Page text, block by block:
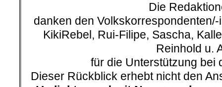
Kultur ,Literatur
Politik und Gesellschaft,Polizeiwilkür,
Roter Morgen, RoterMorgen,Soziales,
Juli
15
on15. Juli 2021
Veröffentlicht In:Allgemein ,